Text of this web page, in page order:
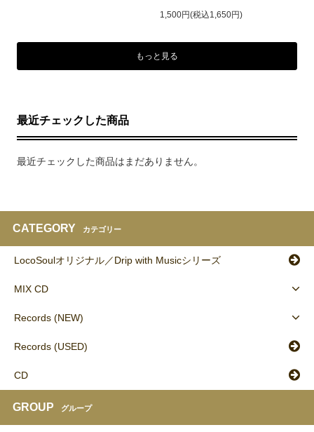
1,500円(税込1,650円)
もっと見る
最近チェックした商品
最近チェックした商品はまだありません。
CATEGORY カテゴリー
LocoSoulオリジナル／Drip with Musicシリーズ
MIX CD
Records (NEW)
Records (USED)
CD
GROUP グループ